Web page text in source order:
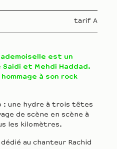
tarif A
est un
Saidi et Mehdi Haddad.
à son rock
: une hydre à trois têtes
de scène en scène à
les kilomètres.
au chanteur Rachid